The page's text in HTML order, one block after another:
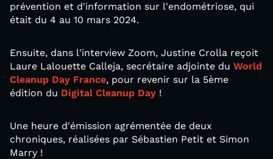
prévention et d'information sur l'endométriose, qui
était du 4 au 10 mars 2024.
Ensuite, dans l'interview Zoom, Justine Crolla reçoit
Laure Lalouette Calleja, secrétaire adjointe du World
Cleanup Day France, pour revenir sur la 5ème
édition du Digital Cleanup Day !
Une heure d'émission agrémentée de deux
chroniques, réalisées par Sébastien Petit et Simon
Marry !